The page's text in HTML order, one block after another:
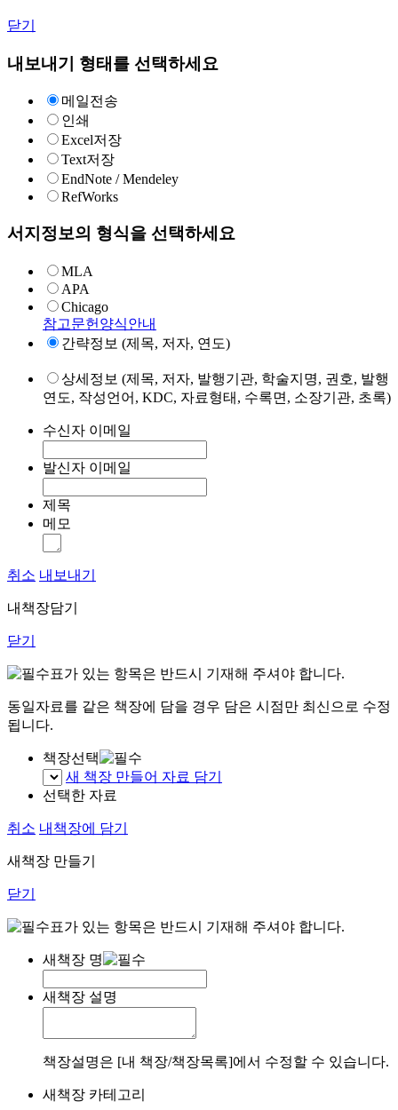
닫기
내보내기 형태를 선택하세요
메일전송
인쇄
Excel저장
Text저장
EndNote / Mendeley
RefWorks
서지정보의 형식을 선택하세요
MLA
APA
Chicago
참고문헌양식안내
간략정보 (제목, 저자, 연도)
상세정보 (제목, 저자, 발행기관, 학술지명, 권호, 발행
연도, 작성언어, KDC, 자료형태, 수록면, 소장기관, 초록)
수신자 이메일
발신자 이메일
제목
메모
취소 내보내기
내책장담기
닫기
표가 있는 항목은 반드시 기재해 주셔야 합니다.
동일자료를 같은 책장에 담을 경우 담은 시점만 최신으로 수정
됩니다.
책장선택
새 책장 만들어 자료 담기
선택한 자료
취소 내책장에 담기
새책장 만들기
닫기
표가 있는 항목은 반드시 기재해 주셔야 합니다.
새책장 명
새책장 설명
책장설명은 [내 책장/책장목록]에서 수정할 수 있습니다.
새책장 카테고리